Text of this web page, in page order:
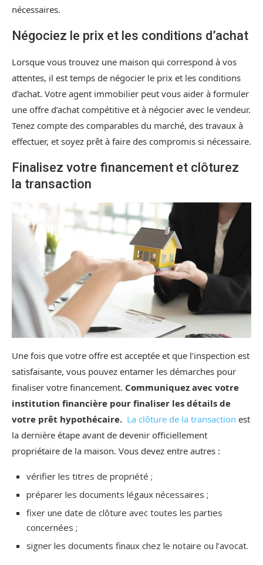
nécessaires.
Négociez le prix et les conditions d’achat
Lorsque vous trouvez une maison qui correspond à vos
attentes, il est temps de négocier le prix et les conditions
d’achat. Votre agent immobilier peut vous aider à formuler
une offre d’achat compétitive et à négocier avec le vendeur.
Tenez compte des comparables du marché, des travaux à
effectuer, et soyez prêt à faire des compromis si nécessaire.
Finalisez votre financement et clôturez
la transaction
Une fois que votre offre est acceptée et que l’inspection est
satisfaisante, vous pouvez entamer les démarches pour
finaliser votre financement. Communiquez avec votre
institution financière pour finaliser les détails de
votre prêt hypothécaire. La clôture de la transaction est
la dernière étape avant de devenir officiellement
propriétaire de la maison. Vous devez entre autres :
vérifier les titres de propriété ;
préparer les documents légaux nécessaires ;
fixer une date de clôture avec toutes les parties
concernées ;
signer les documents finaux chez le notaire ou l’avocat.